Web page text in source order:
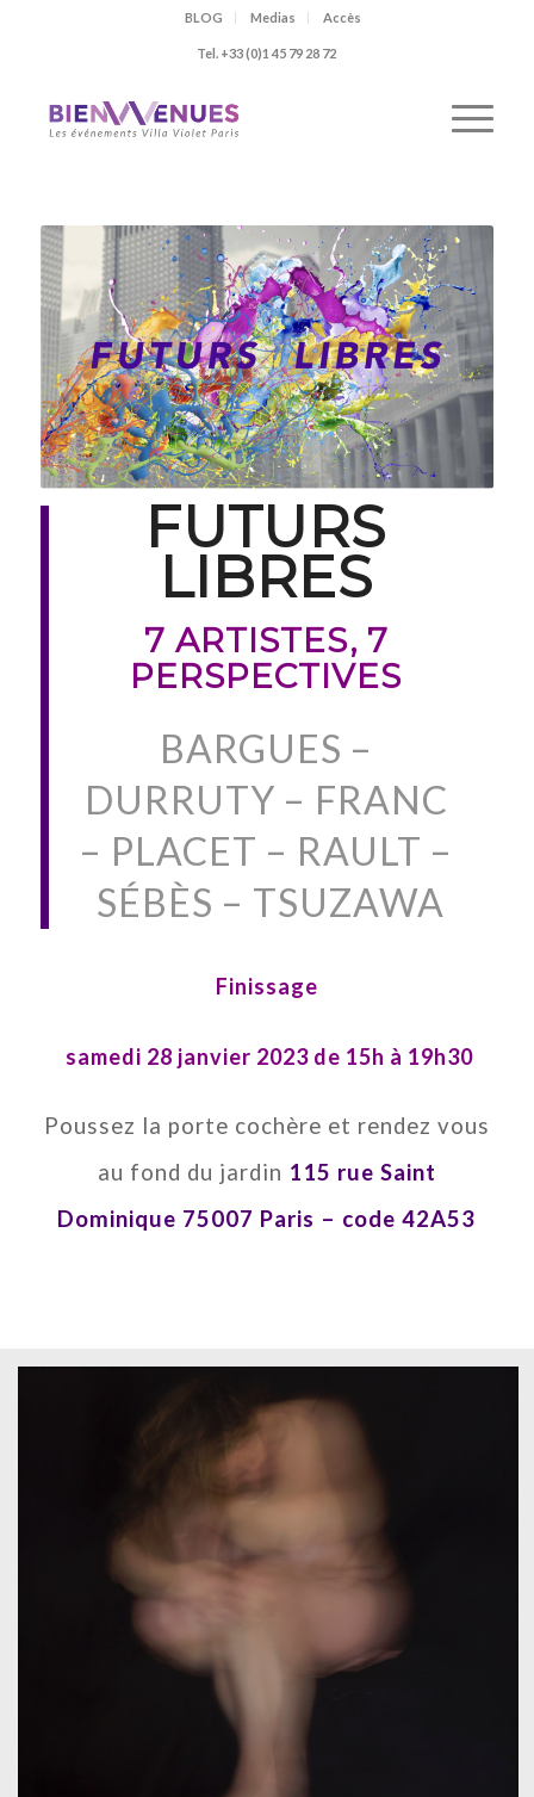
BLOG Medias Accès
Tel. +33 (0)1 45 79 28 72
FUTURS
LIBRES
7 ARTISTES, 7
PERSPECTIVES
BARGUES –
DURRUTY – FRANC
– PLACET – RAULT –
SÉBÈS – TSUZAWA
Finissage
samedi 28 janvier 2023 de 15h à 19h30
Poussez la porte cochère et rendez vous
au fond du jardin 115 rue Saint
Dominique 75007 Paris – code 42A53